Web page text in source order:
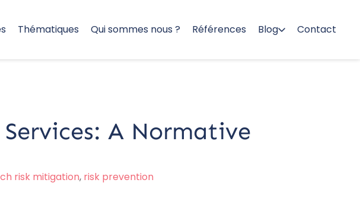
Thématiques Qui sommes nous ? Références Blog Contact
A Normative
risk mitigation, risk prevention